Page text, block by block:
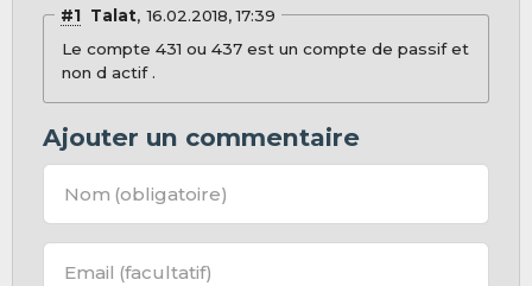
#1 Talat 16.02.2018, 17:39
Le compte 431 ou 437 est un compte de passif et
non d actif .
Ajouter un commentaire
Nom (obligatoire)
Email (facultatif)